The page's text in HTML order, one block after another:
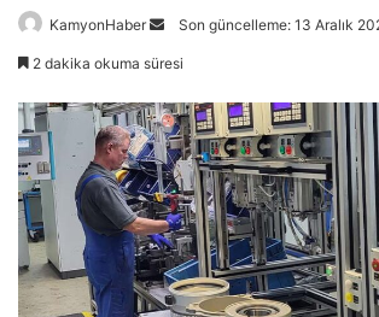
KamyonHaber
Bir
göndermek
Son güncelleme: 13 Aralık
2 dakika okuma süresi